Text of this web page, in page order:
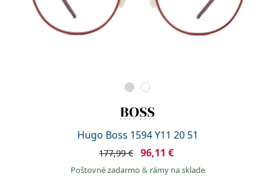
Hugo Boss 1594 Y11 20 51
177,99 € 96,11 €
Poštovné zadarmo& rámy na sklade